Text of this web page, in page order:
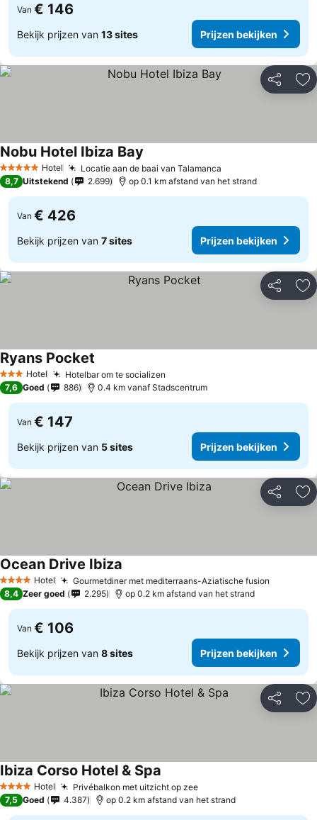
Van € 146
Bekijk prijzen van 13 sites Prijzen bekijken
Delen
5 Sterren Hotel Locatie aan de baai van Talamanca
Nobu Hotel Ibiza Bay
8,7 Uitstekend 2.699 op 0.1 km afstand van het strand
Van € 426
Bekijk prijzen van 7 sites Prijzen bekijken
Delen
3 SterrenHotel Hotelbar om te socializen
Ryans Pocket
7,6 Goed 886 0.4 km vanaf Stadscentrum
Van € 147
Bekijk prijzen van 5 sites Prijzen bekijken
Delen
4 SterrenHotel Gourmetdiner met mediterraans-Aziatische fusion
Ocean Drive Ibiza
8,4 Zeer goed 2.295 op 0.2 km afstand van het strand
Van € 106
Bekijk prijzen van 8 sites Prijzen bekijken
Delen
4 SterrenHotel Privébalkon met uitzicht op zeePrijzen bekijken
Ibiza Corso Hotel & Spa
7,5 Goed 4.387 op 0.2 km afstand van het strand